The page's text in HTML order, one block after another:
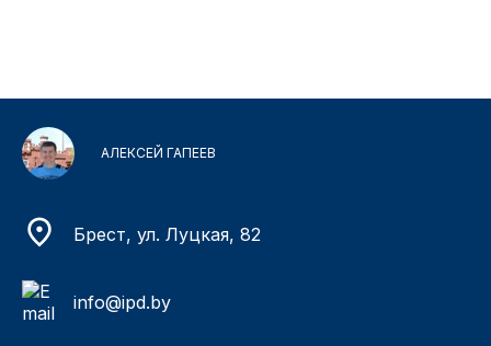
АЛЕКСЕЙ ГАПЕЕВ
Брест, ул. Луцкая, 82
info@ipd.by